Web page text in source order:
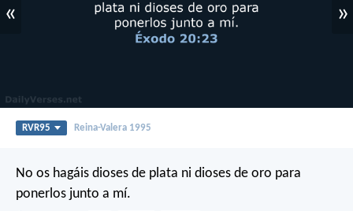
« »
RVR95 Reina-Valera 1995
No os hagáis dioses de plata ni dioses de oro para
ponerlos junto a mí.